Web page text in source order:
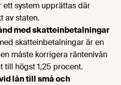
ett system upprättas där
av staten.
med skatteinbetalningar
skatteinbetalningar är en
måste korrigera räntenivån
till högst 1,25 procent.
lån till små och